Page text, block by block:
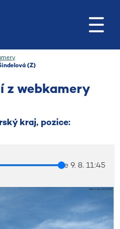
(Z)
z webkamery
kraj, pozice:
ne 9. 8. 11:45